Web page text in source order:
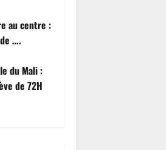
au centre :
….
du Mali :
de 72H